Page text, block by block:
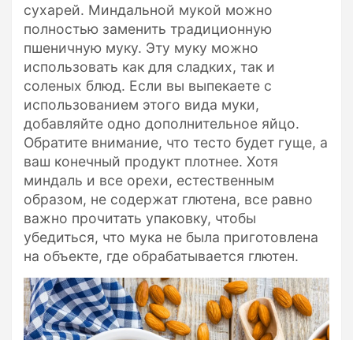
сухарей. Миндальной мукой можно
полностью заменить традиционную
пшеничную муку. Эту муку можно
использовать как для сладких, так и
соленых блюд. Если вы выпекаете с
использованием этого вида муки,
добавляйте одно дополнительное яйцо.
Обратите внимание, что тесто будет гуще, а
ваш конечный продукт плотнее. Хотя
миндаль и все орехи, естественным
образом, не содержат глютена, все равно
важно прочитать упаковку, чтобы
убедиться, что мука не была приготовлена
на объекте, где обрабатывается глютен.